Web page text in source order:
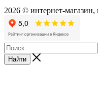
2026 © интернет-
Найти